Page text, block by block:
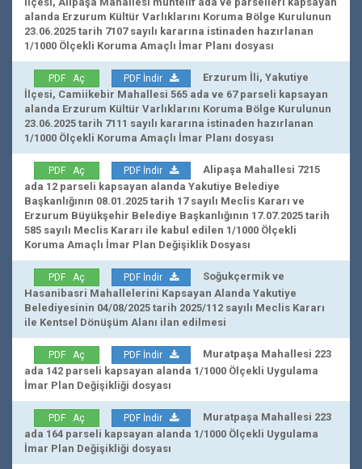
alanda Erzurum Kültür Varlıklarını Koruma Bölge Kurulunun
23.06.2025 tarih 7107 sayılı kararına istinaden hazırlanan
1/1000 Ölçekli Koruma Amaçlı İmar Planı dosyası
PDF Aç PDF İndir
Erzurum İli, Yakutiye
İlçesi, Camiikebir Mahallesi 565 ada ve 67 parseli kapsayan
alanda Erzurum Kültür Varlıklarını Koruma Bölge Kurulunun
23.06.2025 tarih 7111 sayılı kararına istinaden hazırlanan
1/1000 Ölçekli Koruma Amaçlı İmar Planı dosyası
PDF Aç PDF İndir
Alipaşa Mahallesi 7215
ada 12 parseli kapsayan alanda Yakutiye Belediye
Başkanlığının 08.01.2025 tarih 17 sayılı Meclis Kararı ve
Erzurum Büyükşehir Belediye Başkanlığının 17.07.2025 tarih
585 sayılı Meclis Kararı ile kabul edilen 1/1000 Ölçekli
Koruma Amaçlı İmar Plan Değişiklik Dosyası
PDF Aç PDF İndir
Soğukçermik ve
Hasanibasri Mahallelerini Kapsayan Alanda Yakutiye
Belediyesinin 04/08/2025 tarih 2025/112 sayılı Meclis Kararı
ile Kentsel Dönüşüm Alanı ilan edilmesi
PDF Aç PDF İndir
Muratpaşa Mahallesi 223
ada 142 parseli kapsayan alanda 1/1000 Ölçekli Uygulama
İmar Plan Değişikliği dosyası
PDF Aç PDF İndir
Muratpaşa Mahallesi 223
ada 164 parseli kapsayan alanda 1/1000 Ölçekli Uygulama
İmar Plan Değişikliği dosyası